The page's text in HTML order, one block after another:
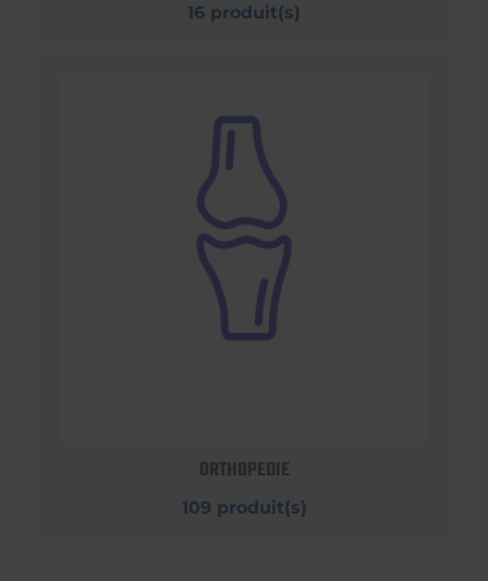
16 produit(s)
ORTHOPEDIE
109 produit(s)